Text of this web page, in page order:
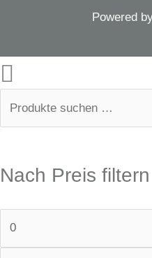
Powered
Nach Preis filtern